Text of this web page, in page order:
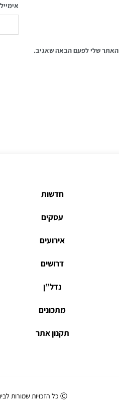
אימייל
שלי לפעם הבאה שאגיב.
חדשות
עסקים
אירועים
דרושים
נדל”ן
מתכונים
תקנון אתר
Ⓒ כל הזכויות שמורות לביתר 24